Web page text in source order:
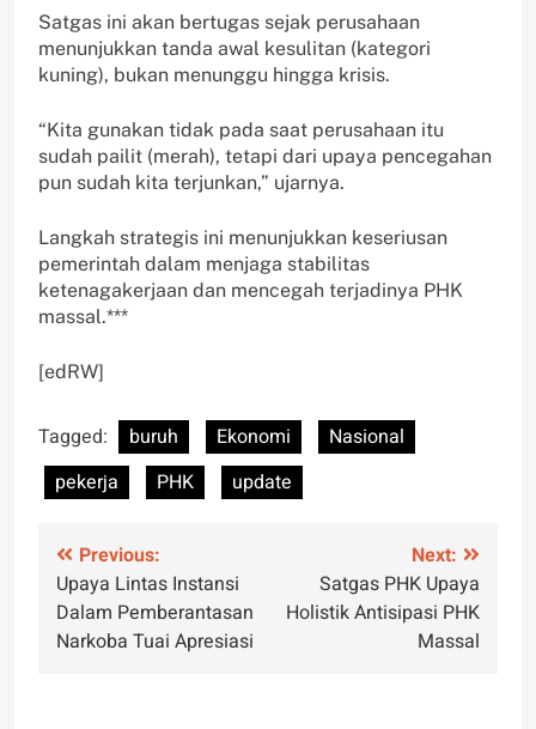
Satgas ini akan bertugas sejak perusahaan
menunjukkan tanda awal kesulitan (kategori
kuning), bukan menunggu hingga krisis.
“Kita gunakan tidak pada saat perusahaan itu
sudah pailit (merah), tetapi dari upaya pencegahan
pun sudah kita terjunkan,” ujarnya.
Langkah strategis ini menunjukkan keseriusan
pemerintah dalam menjaga stabilitas
ketenagakerjaan dan mencegah terjadinya PHK
massal.***
[edRW]
Tagged: buruh Ekonomi
Nasional
pekerja
PHK update
Post
navigation
Previous:
Upaya Lintas Instansi
Dalam Pemberantasan
Narkoba Tuai Apresiasi
Next:
Satgas PHK Upaya
Holistik Antisipasi PHK
Massal